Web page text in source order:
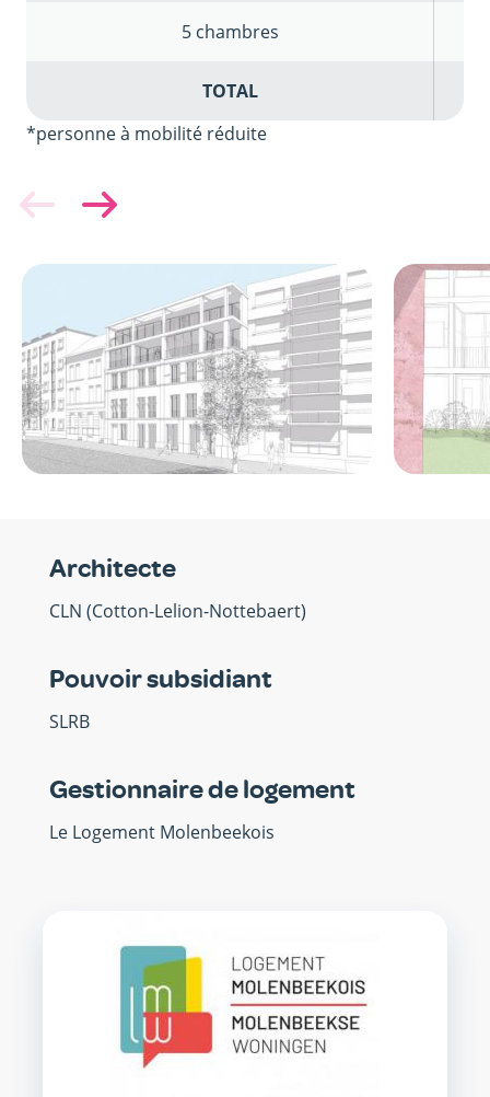
5 chambres
TOTAL
*personne à mobilité réduite
Image Image
Architecte
CLN (Cotton-Lelion-Nottebaert)
Pouvoir subsidiant
SLRB
Gestionnaire de logement
Le Logement Molenbeekois